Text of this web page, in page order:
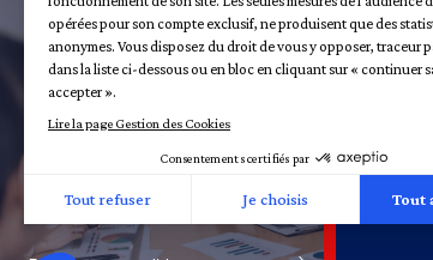
Recrutement